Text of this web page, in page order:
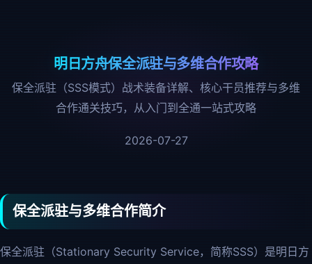
明日方舟保全派驻与多维合作攻略
保全派驻（SSS模式）战术装备详解、核心干员推荐与多维
合作通关技巧，从入门到全通一站式攻略
2026-07-27
保全派驻与多维合作简介
保全派驻（Stationary Security Service，简称SSS）是明日方